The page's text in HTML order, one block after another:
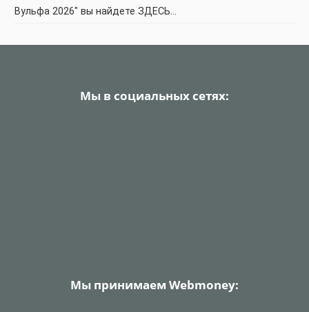
Вульфа 2026" вы найдете ЗДЕСЬ…
Мы в социальных сетях:
Мы принимаем Webmoney: